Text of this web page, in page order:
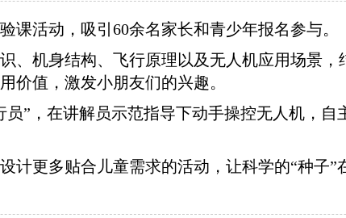
课活动，吸引60余名家长和青少年报名参与。
、机身结构、飞行原理以及无人机应用场景
价值，激发小朋友们的兴趣。
”，在讲解员示范指导下动手操控无人机，
计更多贴合儿童需求的活动，让科学的“种子”